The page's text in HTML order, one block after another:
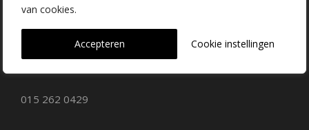
van cookies.
Cookie instellingen
Accepteren
Vrederustlaan 10
2645 AW Delfgauw
015 262 0429